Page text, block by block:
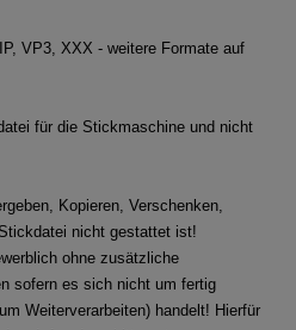
VP3, XXX - weitere Formate auf
für die Stickmaschine und nicht
Kopieren, Verschenken,
nicht gestattet ist!
ohne zusätzliche
sofern es sich nicht um fertig
Weiterverarbeiten) handelt! Hierfür